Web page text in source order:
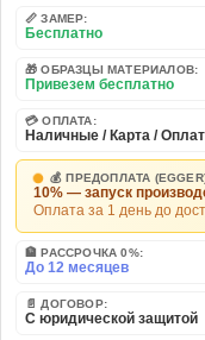
📏 ЗАМЕР:
Бесплатно
🎁 ОБРАЗЦЫ МАТЕРИАЛОВ:
Привезем бесплатно
💳 ОПЛАТА:
Наличные / Карта /
💰 ПРЕДОПЛАТА
10% — запуск
Оплата за 1 день до
🏦 РАССРОЧКА 0%:
До 12 месяцев
📄 ДОГОВОР:
С юридической защитой